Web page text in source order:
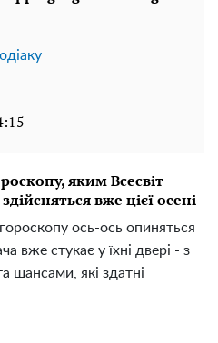
яким Всесвіт
вже цієї осені
ось-ось опиняться
вже стукає у їхні двері - з
шансами, які здатні